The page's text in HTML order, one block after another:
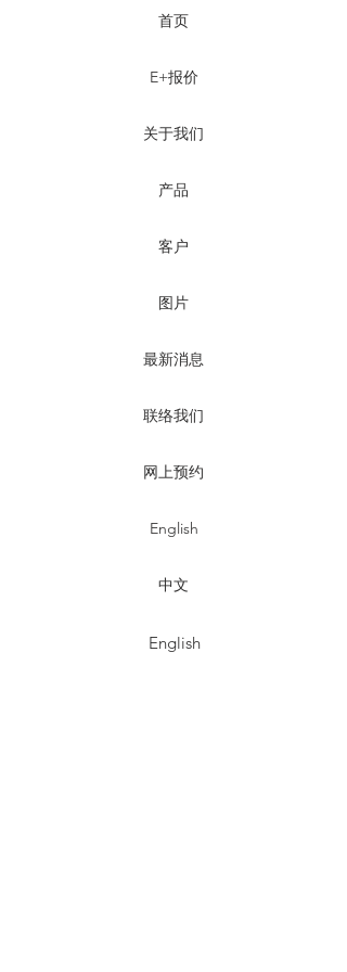
English
首页
E+报价
关于我们
产品
客户
图片
最新消息
联络我们
网上预约
English
中文